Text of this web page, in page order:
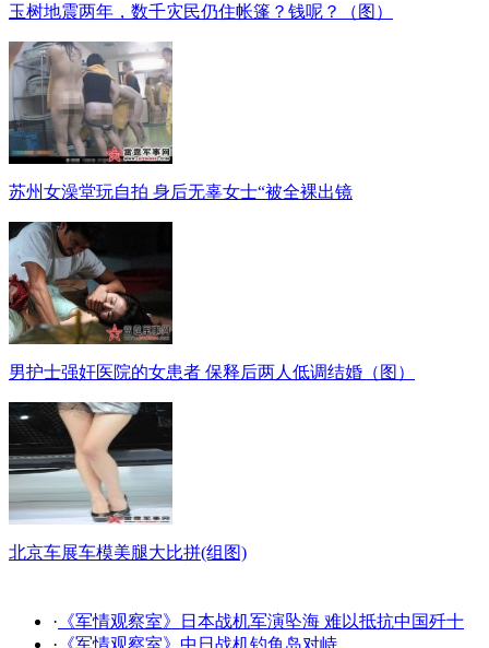
玉树地震两年，数千灾民仍住帐篷？钱呢？（图）
苏州女澡堂玩自拍 身后无辜女士“被全裸出镜
男护士强奸医院的女患者 保释后两人低调结婚（图）
北京车展车模美腿大比拼(组图)
· 《军情观察室》日本战机军演坠海 难以抵抗中国歼十
· 《军情观察室》中日战机钓鱼岛对峙